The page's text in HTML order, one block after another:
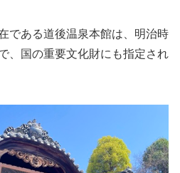
である道後温泉本館は、明治時
、国の重要文化財にも指定され